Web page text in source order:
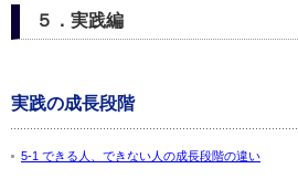
５．実践編
実践の成長段階
5-1 できる人、できない人の成長段階の違い